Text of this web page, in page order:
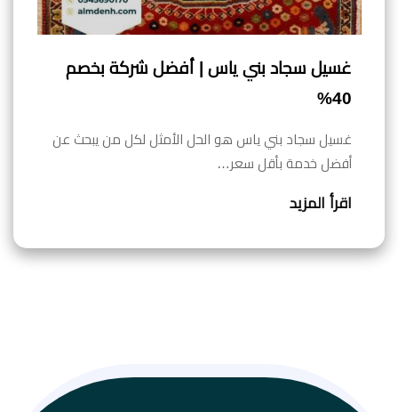
غسيل سجاد بني ياس | أفضل شركة بخصم
40%
غسيل سجاد بني ياس هو الحل الأمثل لكل من يبحث عن
أفضل خدمة بأقل سعر…
اقرأ المزيد